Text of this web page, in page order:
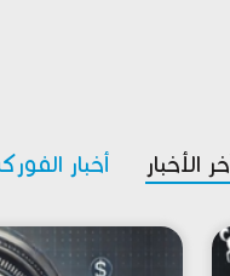
الأخبار أخبار